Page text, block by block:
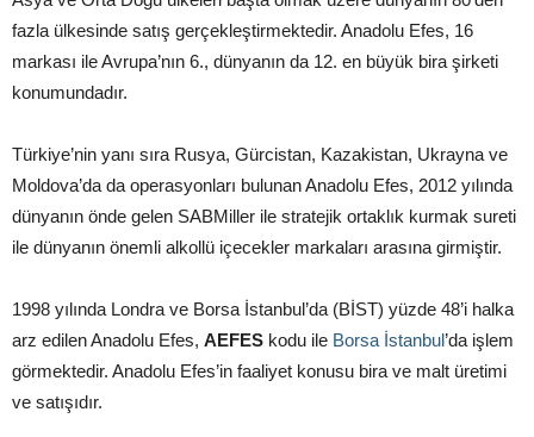
fazla ülkesinde satış gerçekleştirmektedir. Anadolu Efes, 16
markası ile Avrupa’nın 6., dünyanın da 12. en büyük bira şirketi
konumundadır.
Türkiye’nin yanı sıra Rusya, Gürcistan, Kazakistan, Ukrayna ve
Moldova’da da operasyonları bulunan Anadolu Efes, 2012 yılında
dünyanın önde gelen SABMiller ile stratejik ortaklık kurmak sureti
ile dünyanın önemli alkollü içecekler markaları arasına girmiştir.
1998 yılında Londra ve Borsa İstanbul’da (BİST) yüzde 48’i halka
arz edilen Anadolu Efes, AEFES kodu ile Borsa İstanbul’da işlem
görmektedir. Anadolu Efes’in faaliyet konusu bira ve malt üretimi
ve satışıdır.